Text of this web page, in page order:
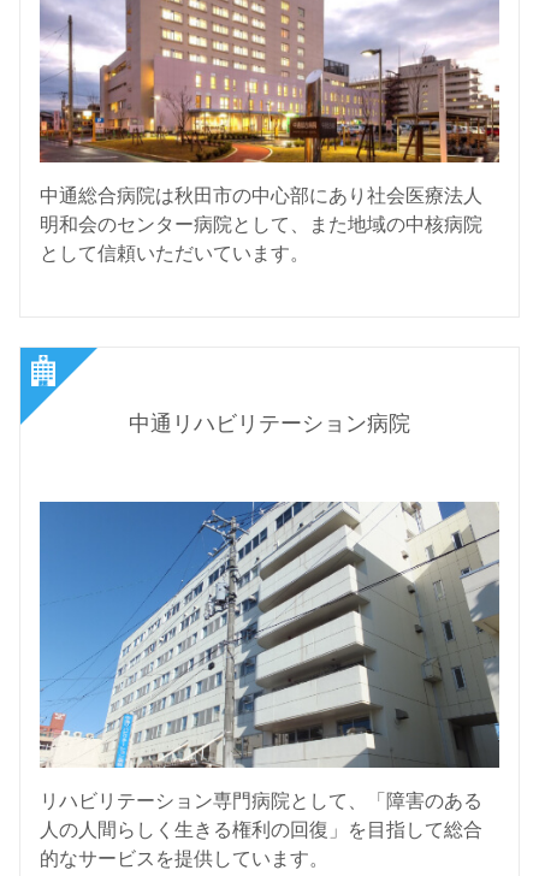
中通総合病院は秋田市の中心部にあり社会医療法人
明和会のセンター病院として、また地域の中核病院
として信頼いただいています。
中通リハビリテーション病院
リハビリテーション専門病院として、「障害のある
人の人間らしく生きる権利の回復」を目指して総合
的なサービスを提供しています。